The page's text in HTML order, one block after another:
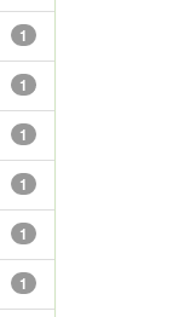
1
1
1
1
1
1